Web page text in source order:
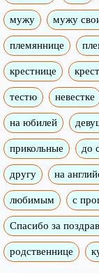
мужу мужу
племяннице
крестнице
тестю невестке
на юбилей
прикольные до
другу на
любимым с
Спасибо за
родственнице